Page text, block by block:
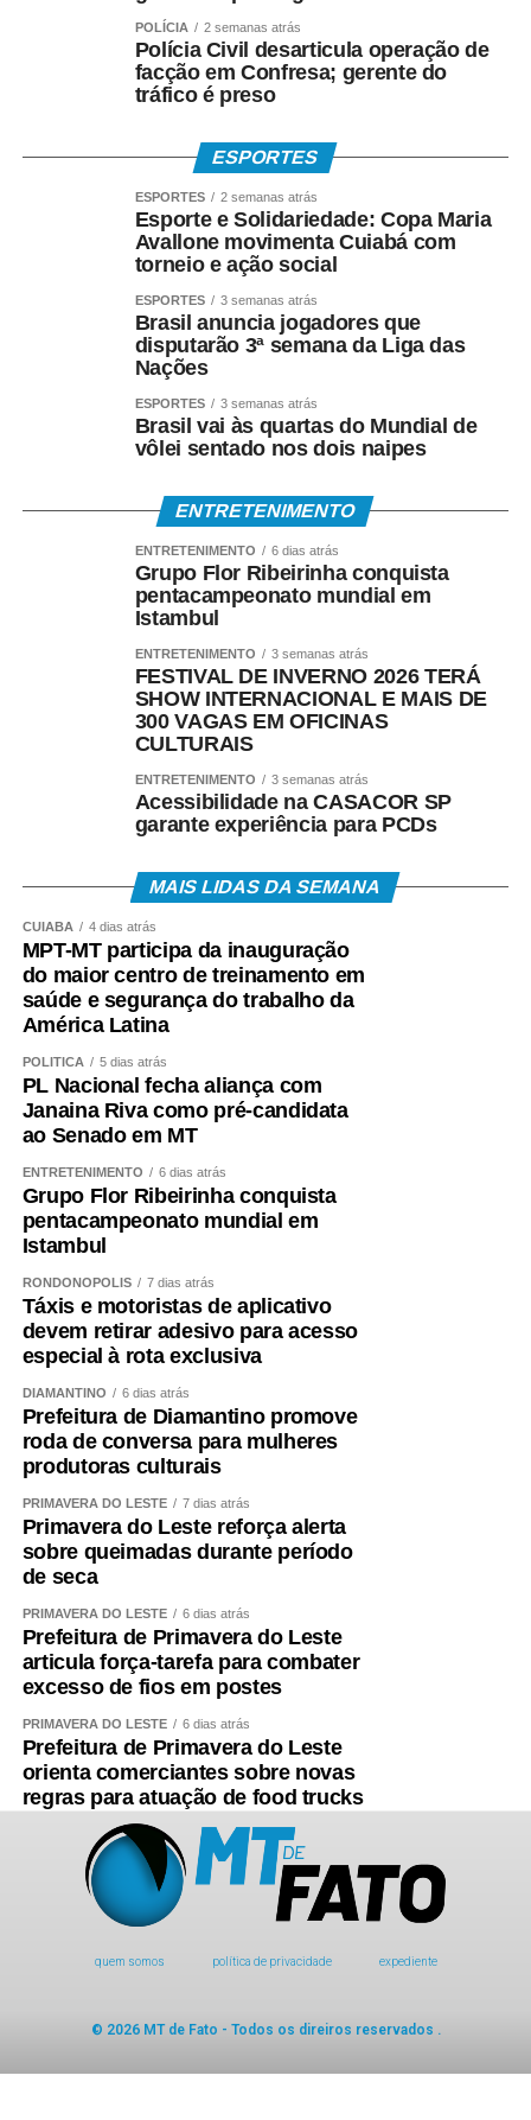
POLÍCIA 2 semanas atrás
Polícia Civil desarticula operação de
facção em Confresa; gerente do
tráfico é preso
ESPORTES
ESPORTES 2 semanas atrás
Esporte e Solidariedade: Copa Maria
Avallone movimenta Cuiabá com
torneio e ação social
ESPORTES 3 semanas atrás
Brasil anuncia jogadores que
disputarão 3ª semana da Liga das
Nações
ESPORTES 3 semanas atrás
Brasil vai às quartas do Mundial de
vôlei sentado nos dois naipes
ENTRETENIMENTO
ENTRETENIMENTO 6 dias atrás
Grupo Flor Ribeirinha conquista
pentacampeonato mundial em
Istambul
ENTRETENIMENTO 3 semanas atrás
FESTIVAL DE INVERNO 2026 TERÁ
SHOW INTERNACIONAL E MAIS DE
300 VAGAS EM OFICINAS
CULTURAIS
ENTRETENIMENTO 3 semanas atrás
Acessibilidade na CASACOR SP
garante experiência para PCDs
MAIS LIDAS DA SEMANA
CUIABÁ 4 dias atrás
MPT-MT participa da inauguração
do maior centro de treinamento em
saúde e segurança do trabalho da
América Latina
POLÍTICA 5 dias atrás
PL Nacional fecha aliança com
Janaina Riva como pré-candidata
ao Senado em MT
ENTRETENIMENTO 6 dias atrás
Grupo Flor Ribeirinha conquista
pentacampeonato mundial em
Istambul
RONDONÓPOLIS 7 dias atrás
Táxis e motoristas de aplicativo
devem retirar adesivo para acesso
especial à rota exclusiva
DIAMANTINO 6 dias atrás
Prefeitura de Diamantino promove
roda de conversa para mulheres
produtoras culturais
PRIMAVERA DO LESTE 7 dias atrás
Primavera do Leste reforça alerta
sobre queimadas durante período
de seca
PRIMAVERA DO LESTE 6 dias atrás
Prefeitura de Primavera do Leste
articula força-tarefa para combater
excesso de fios em postes
PRIMAVERA DO LESTE 6 dias atrás
Prefeitura de Primavera do Leste
orienta comerciantes sobre novas
regras para atuação de food trucks
quem somos política de privacidade expediente
© 2026 MT de Fato - Todos os direiros reservados .